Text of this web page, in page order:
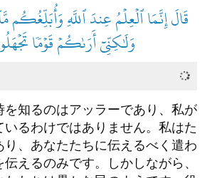
قَالَ إِنَّمَا ٱلۡعِلۡمُ عِندَ ٱللَّهِ وَأُبَلِّغُكُم
وَلَٰكِنِّيٓ أَرَىٰكُمۡ قَوۡمٗا
を知るのはアッラーであり、私が
いるわけではありません。私はた
り、あなたたちに伝えるべく遣わ
えるのみです。しかしながら、